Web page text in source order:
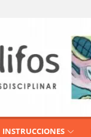
INSTRUCCIONES